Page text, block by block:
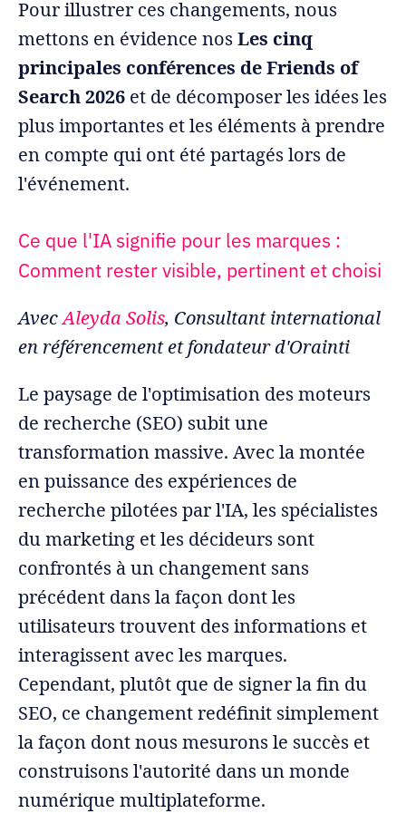
Pour illustrer ces changements, nous
mettons en évidence nosLes cinq
principales conférences de Friends of
Search 2026 et de décomposer les idées les
plus importantes et les éléments à prendre
en compte qui ont été partagés lors de
l'événement.
Ce que l'IA signifie pour les marques :
Comment rester visible, pertinent et choisi
AvecAleyda Solis, Consultant international
en référencement et fondateur d'Orainti
Le paysage de l'optimisation des moteurs
de recherche (SEO) subit une
transformation massive. Avec la montée
en puissance des expériences de
recherche pilotées par l'IA, les spécialistes
du marketing et les décideurs sont
confrontés à un changement sans
précédent dans la façon dont les
utilisateurs trouvent des informations et
interagissent avec les marques.
Cependant, plutôt que de signer la fin du
SEO, ce changement redéfinit simplement
la façon dont nous mesurons le succès et
construisons l'autorité dans un monde
numérique multiplateforme.